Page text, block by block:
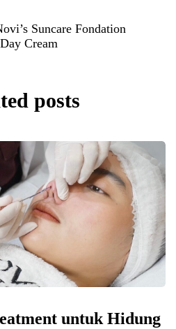
Suncare Fondation
Cream
posts
untuk Hidung